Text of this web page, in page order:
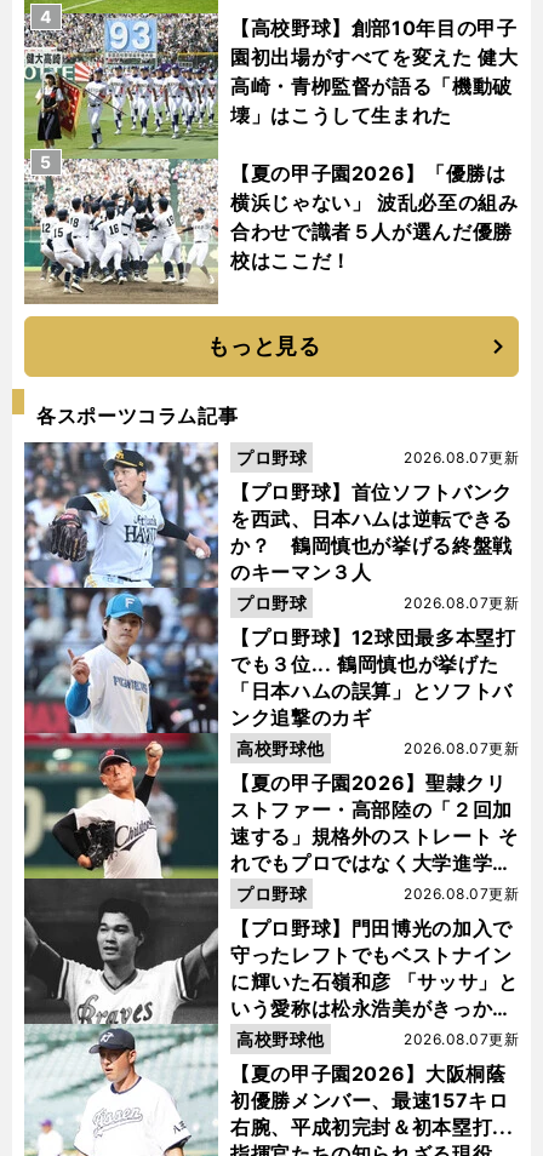
【高校野球】創部10年目の甲子
園初出場がすべてを変えた 健大
高崎・青栁監督が語る「機動破
壊」はこうして生まれた
4
【夏の甲子園2026】「優勝は
横浜じゃない」 波乱必至の組み
合わせで識者５人が選んだ優勝
校はここだ！
5
もっと見る
各スポーツコラム記事
【プロ野球】首位ソフトバンク
を西武、日本ハムは逆転できる
か？ 鶴岡慎也が挙げる終盤戦
のキーマン３人
2026.08.07更新
プロ野球
【プロ野球】12球団最多本塁打
でも３位... 鶴岡慎也が挙げた
「日本ハムの誤算」とソフトバ
ンク追撃のカギ
2026.08.07更新
プロ野球
【夏の甲子園2026】聖隷クリ
ストファー・高部陸の「２回加
速する」規格外のストレート そ
れでもプロではなく大学進学を
選ぶ理由
2026.08.07更新
高校野球他
【プロ野球】門田博光の加入で
守ったレフトでもベストナイン
に輝いた石嶺和彦 「サッサ」と
いう愛称は松永浩美がきっか
け？
2026.08.07更新
プロ野球
【夏の甲子園2026】大阪桐蔭
初優勝メンバー、最速157キロ
右腕、平成初完封＆初本塁打...
2026.08.07更新
高校野球他